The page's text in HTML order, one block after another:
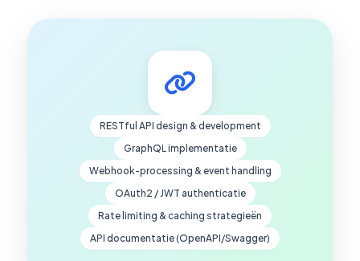
RESTful API design & development
GraphQL implementatie
Webhook-processing & event handling
OAuth2 / JWT authenticatie
Rate limiting & caching strategieën
API documentatie (OpenAPI/Swagger)